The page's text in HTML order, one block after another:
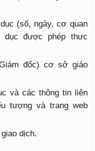
(số, ngày, cơ quan
dục được phép thực
đốc) cơ sở giáo
và các thông tin liên
tượng và trang web
dịch.